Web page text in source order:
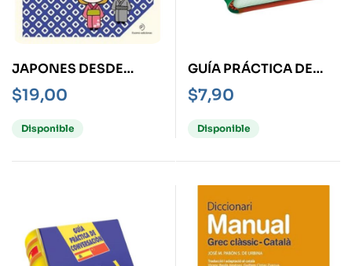
JAPONES DESDE
CERO
$19,00
Disponible
GUÍA PRÁCTICA DE
CONVERSACIÓN
ESPAÑOL –
PORTUGUÉS -
$7,90
Disponible